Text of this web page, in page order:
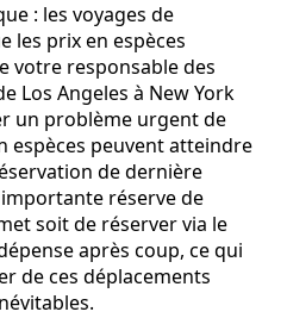
: les voyages de
les prix en espèces
votre responsable des
Los Angeles à New York
un problème urgent de
espèces peuvent atteindre
de dernière
réserve de
soit de réserver via le
après coup, ce qui
de ces déplacements